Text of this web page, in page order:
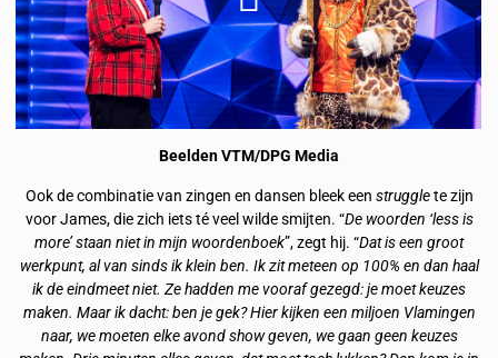
Beelden VTM/DPG Media
Ook de combinatie van zingen en dansen bleek een strugglete zijn
voor James, die zich iets té veel wilde smijten. “De woorden ‘less is
more’ staan niet in mijn woordenboek”, zegt hij. “Dat is een groot
werkpunt, al van sinds ik klein ben. Ik zit meteen op 100% en dan haal
ik de eindmeet niet. Ze hadden me vooraf gezegd: je moet keuzes
maken. Maar ik dacht: ben je gek? Hier kijken een miljoen Vlamingen
naar, we moeten elke avond show geven, we gaan geen keuzes